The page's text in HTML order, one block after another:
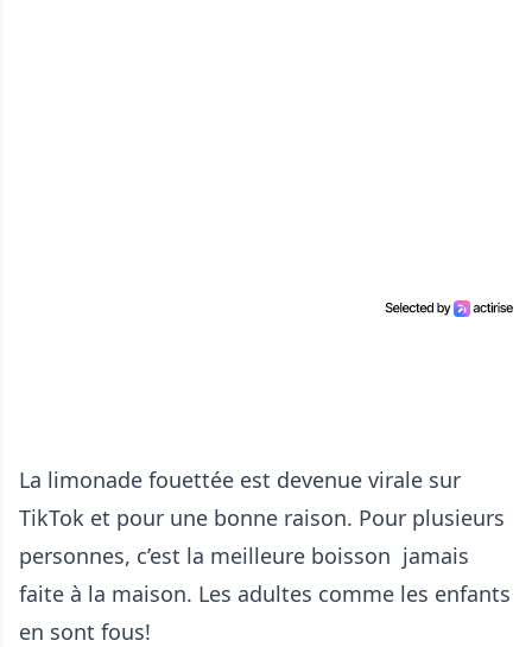
La limonade fouettée est devenue virale sur
TikTok et pour une bonne raison. Pour plusieurs
personnes, c’est la meilleure boisson jamais
faite à la maison. Les adultes comme les enfants
en sont fous!